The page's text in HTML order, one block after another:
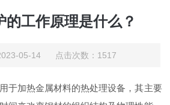
的工作原理是什么？
05-14 点击次数：1517
于加热金属材料的热处理设备，其主要